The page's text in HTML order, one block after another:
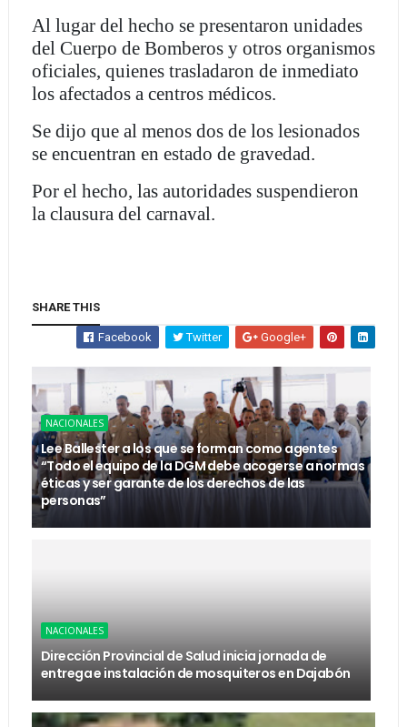
Al lugar del hecho se presentaron unidades
del Cuerpo de Bomberos y otros organismos
oficiales, quienes trasladaron de inmediato
los afectados a centros médicos.
Se dijo que al menos dos de los lesionados
se encuentran en estado de gravedad.
Por el hecho, las autoridades suspendieron
la clausura del carnaval.
SHARE THIS
Facebook Twitter Google+
NACIONALES
Lee Ballester a los que se forman como agentes
“Todo el equipo de la DGM debe acogerse a normas
éticas y ser garante de los derechos de las
personas”
NACIONALES
Dirección Provincial de Salud inicia jornada de
entrega e instalación de mosquiteros en Dajabón